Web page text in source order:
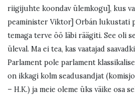
riigijuhte koondav ülemkogu], kus
peaminister Viktor] Orbán lukustati
temaga terve öö läbi räägiti. See oli
üleval. Ma ei tea, kas vaatajad
Parlament pole parlament
on ikkagi kolm seadusandjat
– H.K.) ja meie oleme üks väike osa